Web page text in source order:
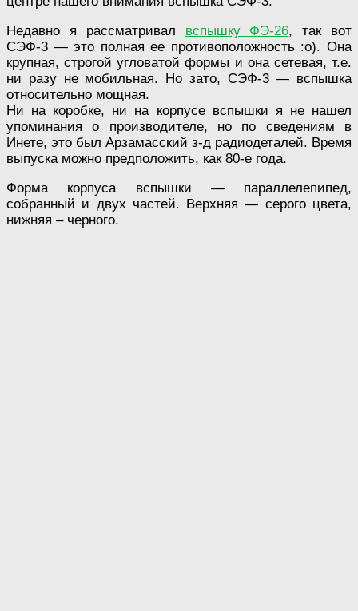
Недавно я рассматривал вспышку ФЭ-26, так вот
СЭФ-3 — это полная ее противоположность :о). Она
крупная, строгой угловатой формы и она сетевая, т.е.
ни разу не мобильная. Но зато, СЭФ-3 — вспышка
относительно мощная.
Ни на коробке, ни на корпусе вспышки я не нашел
упоминания о производителе, но по сведениям в
Инете, это был Арзамасский з-д радиодеталей. Время
выпуска можно предположить, как 80-е года.
Форма корпуса вспышки — параллелепипед,
собранный и двух частей. Верхняя — серого цвета,
нижняя – черного.